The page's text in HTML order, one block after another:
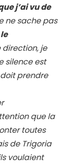
j’ai vu de
ne sache pas
direction, je
silence est
doit prendre
que la
toutes
de Trigoria
voulaient